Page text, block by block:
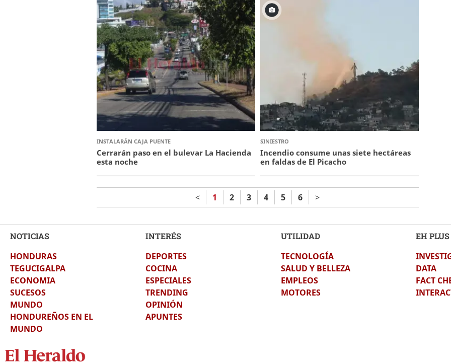
INSTALARÁN CAJA PUENTE
Cerrarán paso en el bulevar La Hacienda
esta noche
SINIESTRO
Incendio consume unas siete hectáreas
en faldas de El Picacho
< 1 2 3 4 5 6 >
NOTICIAS
HONDURAS
TEGUCIGALPA
ECONOMIA
SUCESOS
MUNDO
HONDUREÑOS EN EL
MUNDO
INTERÉS
DEPORTES
COCINA
ESPECIALES
TRENDING
OPINIÓN
APUNTES
UTILIDAD
TECNOLOGÍA
SALUD Y BELLEZA
EMPLEOS
MOTORES
EH PLUS
DATA
FACT